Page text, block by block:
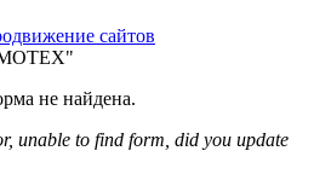
сайтов
"
не найдена.
unable to find form, did you update